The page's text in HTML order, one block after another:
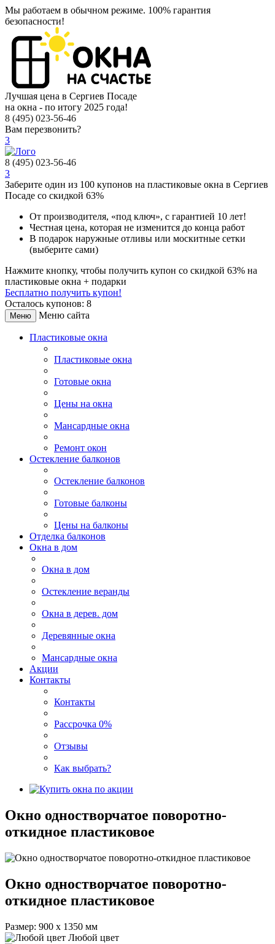
Мы работаем в обычном режиме. 100% гарантия
безопасности!
Лучшая цена в Сергиев Посаде
на окна - по итогу 2025 года!
8 (495) 023-56-46
Вам перезвонить?
3
8 (495) 023-56-46
3
Заберите один из 100 купонов на пластиковые окна в Сергиев
Посаде со скидкой 63%
От производителя, «под ключ», с гарантией 10 лет!
Честная цена, которая не изменится до конца работ
В подарок наружные отливы или москитные сетки
(выберите сами)
Нажмите кнопку, чтобы получить купон со скидкой 63% на
пластиковые окна + подарки
Бесплатно получить купон!
Осталось купонов: 8
Меню Меню сайта
Пластиковые окна
Пластиковые окна
Готовые окна
Цены на окна
Мансардные окна
Ремонт окон
Остекление балконов
Остекление балконов
Готовые балконы
Цены на балконы
Отделка балконов
Окна в дом
Окна в дом
Остекление веранды
Окна в дерев. дом
Деревянные окна
Мансардные окна
Акции
Контакты
Контакты
Рассрочка 0%
Отзывы
Как выбрать?
Окно одностворчатое поворотно-
откидное пластиковое
Окно одностворчатое поворотно-
откидное пластиковое
Размер: 900 х 1350 мм
Любой цвет